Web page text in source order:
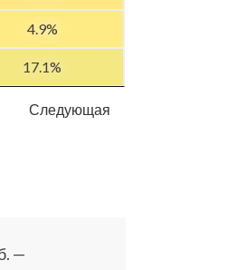
4.9%
17.1%
Следующая
—